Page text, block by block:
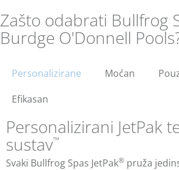
Zašto odabrati Bullfrog
Burdge O'Donnell
Personalizirane Moćan
Efikasan
Personalizirani JetPak
sustav™
Svaki Bullfrog Spas JetPak® pruža